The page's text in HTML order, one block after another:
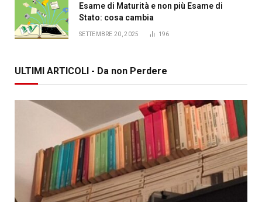
Esame di Maturità e non più Esame di
Stato: cosa cambia
SETTEMBRE 20, 2025 196
ULTIMI ARTICOLI - Da non Perdere